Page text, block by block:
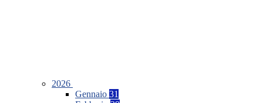
2026
Gennaio 31